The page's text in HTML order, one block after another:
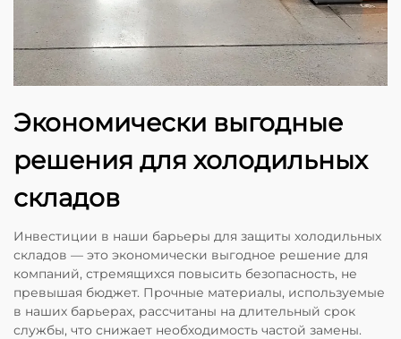
Экономически выгодные
решения для холодильных
складов
Инвестиции в наши барьеры для защиты холодильных
складов — это экономически выгодное решение для
компаний, стремящихся повысить безопасность, не
превышая бюджет. Прочные материалы, используемые
в наших барьерах, рассчитаны на длительный срок
службы, что снижает необходимость частой замены.